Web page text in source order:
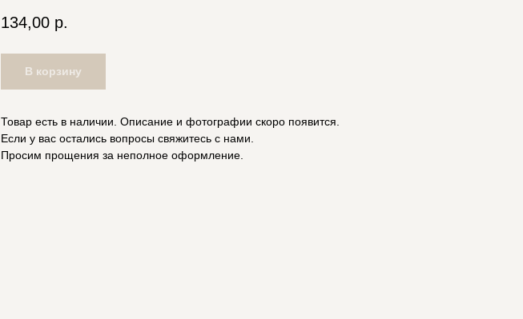
134,00 р.
В корзину
Товар есть в наличии. Описание и фотографии скоро появится.
Если у вас остались вопросы свяжитесь с нами.
Просим прощения за неполное оформление.